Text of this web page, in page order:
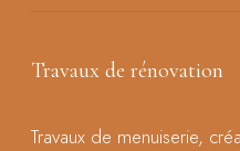
Travaux de rénovation
Travaux de menuiserie,